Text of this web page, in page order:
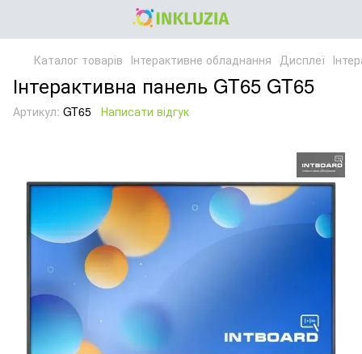
Каталог товарів Інтерактивне обладнання Дисплеї
Інтерактивна панель GT65 GT65
Артикул: GT65 Написати відгук